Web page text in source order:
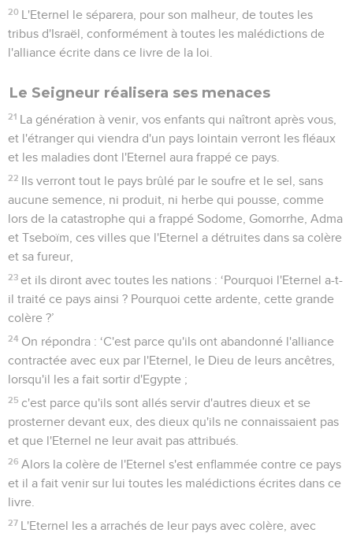
20 L'Eternel le séparera, pour son malheur, de toutes les
tribus d'Israël, conformément à toutes les malédictions de
l'alliance écrite dans ce livre de la loi.
Le Seigneur réalisera ses menaces
21 La génération à venir, vos enfants qui naîtront après vous,
et l'étranger qui viendra d'un pays lointain verront les fléaux
et les maladies dont l'Eternel aura frappé ce pays.
22 Ils verront tout le pays brûlé par le soufre et le sel, sans
aucune semence, ni produit, ni herbe qui pousse, comme
lors de la catastrophe qui a frappé Sodome, Gomorrhe, Adma
et Tseboïm, ces villes que l'Eternel a détruites dans sa colère
et sa fureur,
23 et ils diront avec toutes les nations : ‘Pourquoi l'Eternel a-t-
il traité ce pays ainsi ? Pourquoi cette ardente, cette grande
colère ?’
24 On répondra : ‘C'est parce qu'ils ont abandonné l'alliance
contractée avec eux par l'Eternel, le Dieu de leurs ancêtres,
lorsqu'il les a fait sortir d'Egypte ;
25 c'est parce qu'ils sont allés servir d'autres dieux et se
prosterner devant eux, des dieux qu'ils ne connaissaient pas
et que l'Eternel ne leur avait pas attribués.
26 Alors la colère de l'Eternel s'est enflammée contre ce pays
et il a fait venir sur lui toutes les malédictions écrites dans ce
livre.
27 L'Eternel les a arrachés de leur pays avec colère, avec